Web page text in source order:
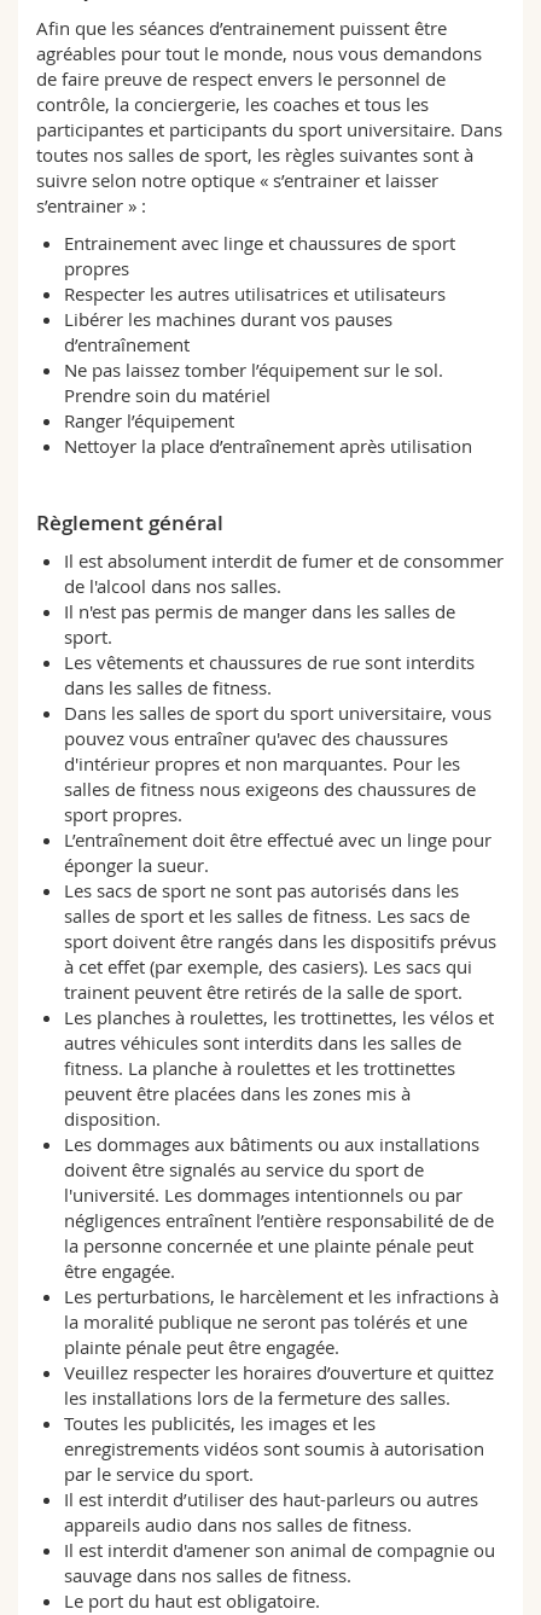
Sciences et médecine
Interfacultaire
Collaborateurs
Doctorants
Webmail
Programme des cours
MyUnifr
Afin que les séances d’entrainement puissent être
agréables pour tout le monde, nous vous demandons
de faire preuve de respect envers le personnel de
contrôle, la conciergerie, les coaches et tous les
participantes et participants du sport universitaire. Dans
toutes nos salles de sport, les règles suivantes sont à
suivre selon notre optique « s’entrainer et laisser
s’entrainer » :
Entrainement avec linge et chaussures de sport
propres
Respecter les autres utilisatrices et utilisateurs
Libérer les machines durant vos pauses
d’entraînement
Ne pas laissez tomber l’équipement sur le sol.
Prendre soin du matériel
Ranger l’équipement
Nettoyer la place d’entraînement après utilisation
Règlement général
Il est absolument interdit de fumer et de consommer
de l'alcool dans nos salles.
Il n'est pas permis de manger dans les salles de
sport.
Les vêtements et chaussures de rue sont interdits
dans les salles de fitness.
Dans les salles de sport du sport universitaire, vous
pouvez vous entraîner qu'avec des chaussures
d'intérieur propres et non marquantes. Pour les
salles de fitness nous exigeons des chaussures de
sport propres.
L’entraînement doit être effectué avec un linge pour
éponger la sueur.
Les sacs de sport ne sont pas autorisés dans les
salles de sport et les salles de fitness. Les sacs de
sport doivent être rangés dans les dispositifs prévus
à cet effet (par exemple, des casiers). Les sacs qui
trainent peuvent être retirés de la salle de sport.
Les planches à roulettes, les trottinettes, les vélos et
autres véhicules sont interdits dans les salles de
fitness. La planche à roulettes et les trottinettes
peuvent être placées dans les zones mis à
disposition.
Les dommages aux bâtiments ou aux installations
doivent être signalés au service du sport de
l'université. Les dommages intentionnels ou par
négligences entraînent l’entière responsabilité de de
la personne concernée et une plainte pénale peut
être engagée.
Les perturbations, le harcèlement et les infractions à
la moralité publique ne seront pas tolérés et une
plainte pénale peut être engagée.
Veuillez respecter les horaires d’ouverture et quittez
les installations lors de la fermeture des salles.
Toutes les publicités, les images et les
enregistrements vidéos sont soumis à autorisation
par le service du sport.
Il est interdit d’utiliser des haut-parleurs ou autres
appareils audio dans nos salles de fitness.
Il est interdit d'amener son animal de compagnie ou
sauvage dans nos salles de fitness.
Le port du haut est obligatoire.